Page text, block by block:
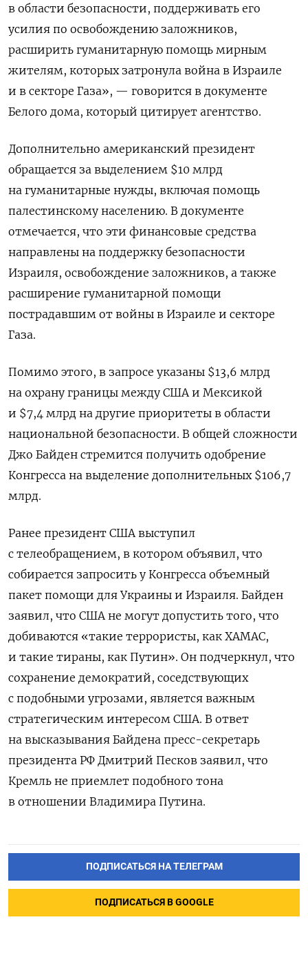
в области безопасности, поддерживать его
усилия по освобождению заложников,
расширить гуманитарную помощь мирным
жителям, которых затронула война в Израиле
и в секторе Газа», — говорится в документе
Белого дома, который цитирует агентство.
Дополнительно американский президент
обращается за выделением $10 млрд
на гуманитарные нужды, включая помощь
палестинскому населению. В документе
отмечается, что эти финансовые средства
направлены на поддержку безопасности
Израиля, освобождение заложников, а также
расширение гуманитарной помощи
пострадавшим от войны в Израиле и секторе
Газа.
Помимо этого, в запросе указаны $13,6 млрд
на охрану границы между США и Мексикой
и $7,4 млрд на другие приоритеты в области
национальной безопасности. В общей сложности
Джо Байден стремится получить одобрение
Конгресса на выделение дополнительных $106,7
млрд.
Ранее президент США выступил
с телеобращением, в котором объявил, что
собирается запросить у Конгресса объемный
пакет помощи для Украины и Израиля. Байден
заявил, что США не могут допустить того, что
добиваются «такие террористы, как ХАМАС,
и такие тираны, как Путин». Он подчеркнул, что
сохранение демократий, соседствующих
с подобными угрозами, является важным
стратегическим интересом США. В ответ
на высказывания Байдена пресс-секретарь
президента РФ Дмитрий Песков заявил, что
Кремль не приемлет подобного тона
в отношении Владимира Путина.
ПОДПИСАТЬСЯ НА ТЕЛЕГРАМ
ПОДПИСАТЬСЯ В GOOGLE